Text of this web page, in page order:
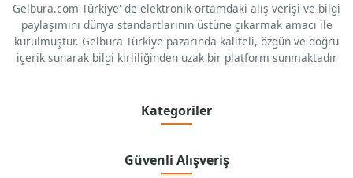
Gelbura.com Türkiye' de elektronik ortamdaki alış verişi ve bilgi
paylaşımını dünya standartlarının üstüne çıkarmak amacı ile
kurulmuştur. Gelbura Türkiye pazarında kaliteli, özgün ve doğru
içerik sunarak bilgi kirliliğinden uzak bir platform sunmaktadır
Kategoriler
Güvenli Alışveriş